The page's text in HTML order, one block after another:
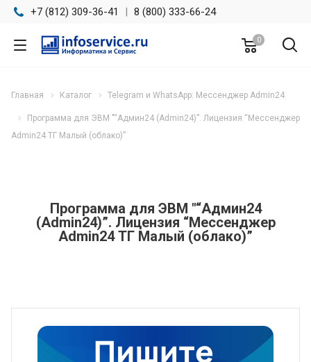
+7 (812) 309-36-41 | 8 (800) 333-66-24
0
Главная Каталог Telegram и WhatsApp: Мессенджер Admin24
Программа для ЭВМ "“Админ24 (Admin24)”. Лицензия “Мессенджер
Admin24 ТГ Малый (облако)”
Программа для ЭВМ "“Админ24
(Admin24)”. Лицензия “Мессенджер
Admin24 ТГ Малый (облако)”